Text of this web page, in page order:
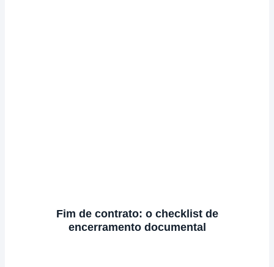
Fim de contrato: o checklist de
encerramento documental